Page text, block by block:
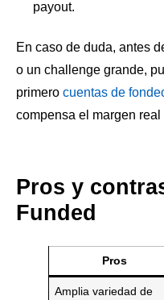
payout.
En caso de duda, antes
o un challenge grande,
primero cuentas de
compensa el margen
Pros y
Funded
Pros
Amplia variedad de